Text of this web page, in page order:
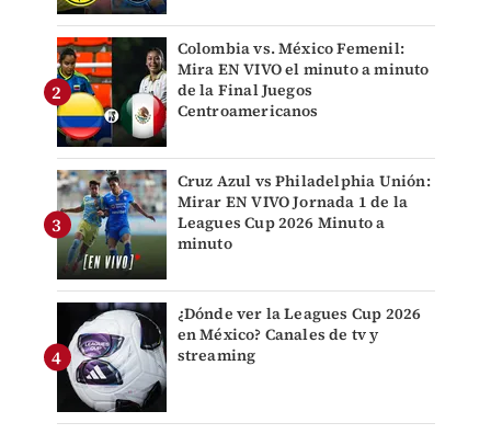
Colombia vs. México Femenil:
Mira EN VIVO el minuto a minuto
de la Final Juegos
Centroamericanos
Cruz Azul vs Philadelphia Unión:
Mirar EN VIVO Jornada 1 de la
Leagues Cup 2026 Minuto a
minuto
¿Dónde ver la Leagues Cup 2026
en México? Canales de tv y
streaming